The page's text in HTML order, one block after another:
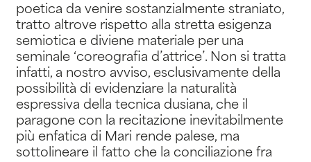
poetica da venire sostanzialmente straniato,
tratto altrove rispetto alla stretta esigenza
semiotica e diviene materiale per una
seminale ‘coreografia d’attrice’. Non si tratta
infatti, a nostro avviso, esclusivamente della
possibilità di evidenziare la naturalità
espressiva della tecnica dusiana, che il
paragone con la recitazione inevitabilmente
più enfatica di Mari rende palese, ma
sottolineare il fatto che la conciliazione fra